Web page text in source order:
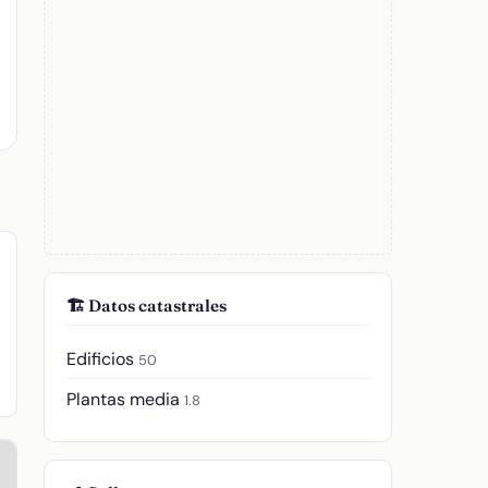
🏗️ Datos catastrales
Edificios 50
Plantas media 1.8